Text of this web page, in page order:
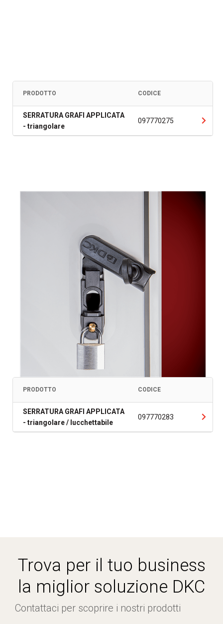
PRODOTTO CODICE
SERRATURA GRAFI APPLICATA
- triangolare
097770275
PRODOTTO CODICE
SERRATURA GRAFI APPLICATA
- triangolare / lucchettabile
097770283
Trova per il tuo business
la miglior soluzione DKC
Contattaci per scoprire i nostri prodotti